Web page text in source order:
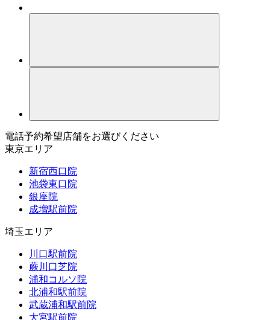
電話予約希望店舗をお選びください
東京エリア
新宿西口院
池袋東口院
銀座院
成増駅前院
埼玉エリア
川口駅前院
蕨川口芝院
浦和コルソ院
北浦和駅前院
武蔵浦和駅前院
大宮駅前院